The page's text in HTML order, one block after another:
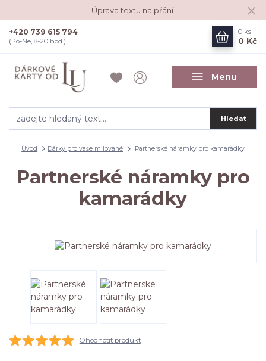
Úprava textu na přání.
Menu
Hledat
+420 739 615 794
(Po-Ne, 8-20 hod.)
0 ks
0 Kč
Úvod Dárky pro vaše milované Partnerské náramky pro kamarádky
Partnerské náramky pro
kamarádky
Ohodnotit produkt